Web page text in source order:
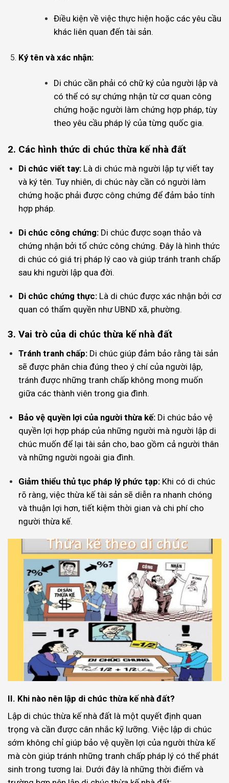
Điều kiện về việc thực hiện hoặc các yêu cầu
khác liên quan đến tài sản.
Ký tên và xác nhận:
Di chúc cần phải có chữ ký của người lập và
có thể có sự chứng nhận từ cơ quan công
chứng hoặc người làm chứng hợp pháp, tùy
theo yêu cầu pháp lý của từng quốc gia.
2. Các hình thức di chúc thừa kế nhà đất
Di chúc viết tay:Là di chúc mà người lập tự viết tay
và ký tên. Tuy nhiên, di chúc này cần có người làm
chứng hoặc phải được công chứng để đảm bảo tính
hợp pháp.
Di chúc công chứng:Di chúc được soạn thảo và
chứng nhận bởi tổ chức công chứng. Đây là hình thức
di chúc có giá trị pháp lý cao và giúp tránh tranh chấp
sau khi người lập qua đời.
Di chúc chứng thực:Là di chúc được xác nhận bởi cơ
quan có thẩm quyền như UBND xã, phường.
3. Vai trò của di chúc thừa kế nhà đất
Tránh tranh chấp:Di chúc giúp đảm bảo rằng tài sản
sẽ được phân chia đúng theo ý chí của người lập,
tránh được những tranh chấp không mong muốn
giữa các thành viên trong gia đình.
Bảo vệ quyền lợi của người thừa kế:Di chúc bảo vệ
quyền lợi hợp pháp của những người mà người lập di
chúc muốn để lại tài sản cho, bao gồm cả người thân
và những người ngoài gia đình.
Giảm thiểu thủ tục pháp lý phức tạp:Khi có di chúc
rõ ràng, việc thừa kế tài sản sẽ diễn ra nhanh chóng
và thuận lợi hơn, tiết kiệm thời gian và chi phí cho
người thừa kế.
II. Khi nào nên lập di chúc thừa kế nhà đất?
Lập di chúc thừa kế nhà đất là một quyết định quan
trọng và cần được cân nhắc kỹ lưỡng. Việc lập di chúc
sớm không chỉ giúp bảo vệ quyền lợi của người thừa kế
mà còn giúp tránh những tranh chấp pháp lý có thể phát
sinh trong tương lai. Dưới đây là những thời điểm và